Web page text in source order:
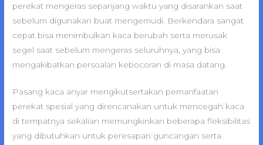
perekat mengeras sepanjang waktu yang disarankan saat
sebelum digunakan buat mengemudi. Berkendara sangat
cepat bisa menimbulkan kaca berubah serta merusak
segel saat sebelum mengeras seluruhnya, yang bisa
mengakibatkan persoalan kebocoran di masa datang.
Pasang kaca anyar mengikutsertakan pemanfaatan
perekat spesial yang direncanakan untuk mencegah kaca
di tempatnya sekalian memungkinkan beberapa fleksibilitas
yang dibutuhkan untuk peresapan guncangan serta